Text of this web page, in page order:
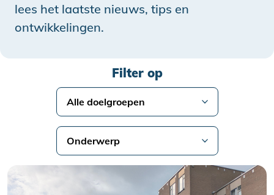
lees het laatste nieuws, tips en
ontwikkelingen.
Filter op